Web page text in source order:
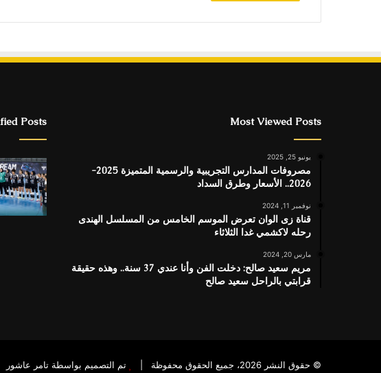
Most Viewed Posts
يونيو 25, 2025
مصروفات المدارس التجريبية والرسمية المتميزة 2025-
2026.. الأسعار وطرق السداد
نوفمبر 11, 2024
قناة زى الوان تعرض الموسم الخامس من المسلسل الهندى
رحله لاكشمي غدا الثلاثاء
مارس 20, 2024
مريم سعيد صالح: دخلت الفن وأنا عندي 37 سنة.. وهذه حقيقة
قرابتي بالراحل سعيد صالح
Posts
© حقوق النشر 2026، جميع الحقوق محفوظة | تم التصميم بواسطة تامر عاشور